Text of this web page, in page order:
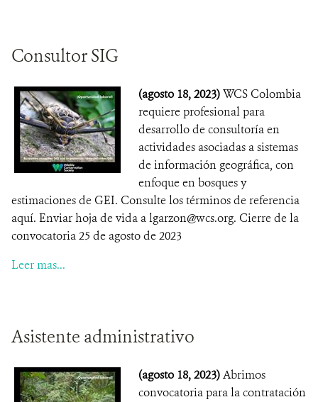
Consultor SIG
(agosto 18, 2023)WCS Colombia
requiere profesional para
desarrollo de consultoría en
actividades asociadas a sistemas
de información geográfica, con
enfoque en bosques y
estimaciones de GEI. Consulte los términos de referencia
aquí. Enviar hoja de vida a lgarzon@wcs.org. Cierre de la
convocatoria 25 de agosto de 2023
Leer mas...
Asistente administrativo
(agosto 18, 2023)Abrimos
convocatoria para la contratación